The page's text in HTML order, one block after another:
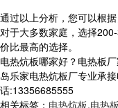
通过以上分析，您可以根
对于大多数家庭，选择
价比最高的选择。
电热炕板哪家好？电热板
岛乐家电热炕板厂专业承
话:13356685555
相关标签： 电热炕板,电热